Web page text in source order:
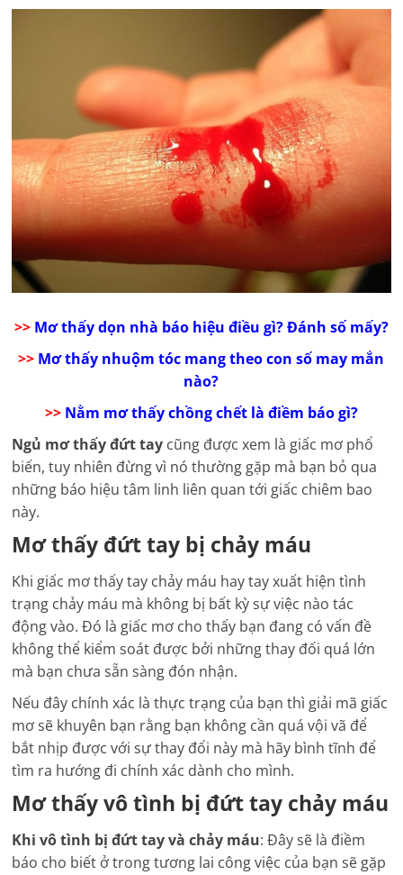
>> Mơ thấy dọn nhà báo hiệu điều gì? Đánh số mấy?
>> Mơ thấy nhuộm tóc mang theo con số may mắn
nào?
>> Nằm mơ thấy chồng chết là điềm báo gì?
Ngủ mơ thấy đứt tay cũng được xem là giấc mơ phổ
biến, tuy nhiên đừng vì nó thường gặp mà bạn bỏ qua
những báo hiệu tâm linh liên quan tới giấc chiêm bao
này.
Mơ thấy đứt tay bị chảy máu
Khi giấc mơ thấy tay chảy máu hay tay xuất hiện tình
trạng chảy máu mà không bị bất kỳ sự việc nào tác
động vào.Đó là giấc mơ cho thấy bạn đang có vấn đề
không thể kiểm soát được bởi những thay đối quá lớn
mà bạn chưa sẵn sàng đón nhận.
Nếu đây chính xác là thực trạng của bạn thì giải mã giấc
mơ sẽ khuyên bạn rằng bạn không cần quá vội vã để
bắt nhịp được với sự thay đổi này mà hãy bình tĩnh để
tìm ra hướng đi chính xác dành cho mình.
Mơ thấy vô tình bị đứt tay chảy máu
Khi vô tình bị đứt tay và chảy máu: Đây sẽ là điềm
báo cho biết ở trong tương lai công việc của bạn sẽ gặp